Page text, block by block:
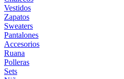
Vestidos
Zapatos
Sweaters
Pantalones
Accesorios
Ruana
Polleras
Sets